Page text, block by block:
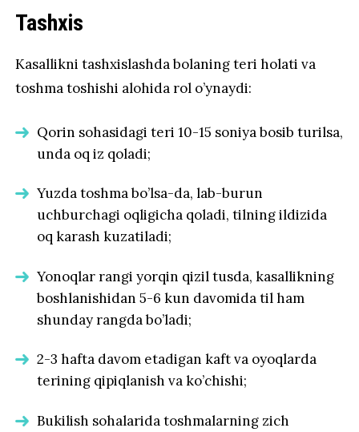
Tashxis
Kasallikni tashxislashda bolaning teri holati va
toshma toshishi alohida rol o’ynaydi:
Qorin sohasidagi teri 10-15 soniya bosib turilsa,
unda oq iz qoladi;
Yuzda toshma bo’lsa-da, lab-burun
uchburchagi oqligicha qoladi, tilning ildizida
oq karash kuzatiladi;
Yonoqlar rangi yorqin qizil tusda, kasallikning
boshlanishidan 5-6 kun davomida til ham
shunday rangda bo’ladi;
2-3 hafta davom etadigan kaft va oyoqlarda
terining qipiqlanish va ko’chishi;
Bukilish sohalarida toshmalarning zich